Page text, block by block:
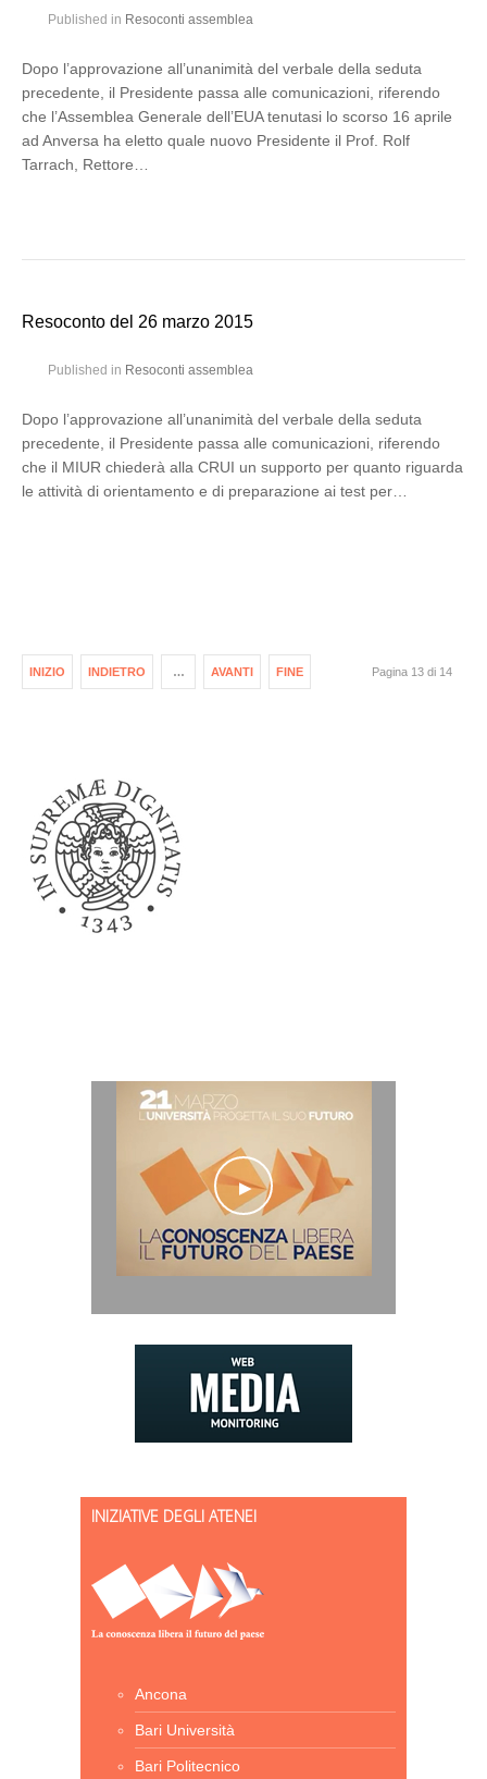
Published in Resoconti assemblea
Dopo l’approvazione all’unanimità del verbale della seduta
precedente, il Presidente passa alle comunicazioni, riferendo
che l’Assemblea Generale dell’EUA tenutasi lo scorso 16 aprile
ad Anversa ha eletto quale nuovo Presidente il Prof. Rolf
Tarrach, Rettore…
Resoconto del 26 marzo 2015
Published in Resoconti assemblea
Dopo l’approvazione all’unanimità del verbale della seduta
precedente, il Presidente passa alle comunicazioni, riferendo
che il MIUR chiederà alla CRUI un supporto per quanto riguarda
le attività di orientamento e di preparazione ai test per…
INIZIO INDIETRO … AVANTI FINE Pagina 13 di 14
INIZIATIVE DEGLI ATENEI
Ancona
Bari Università
Bari Politecnico